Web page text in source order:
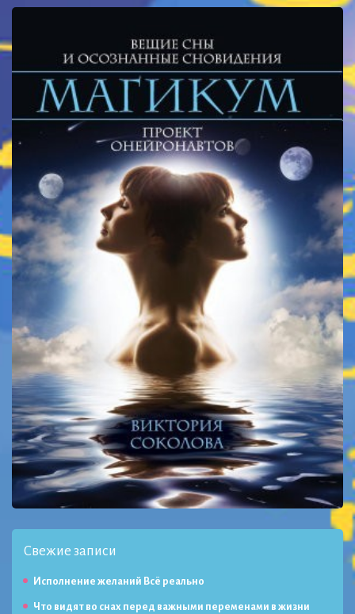
Свежие записи
Исполнение желаний Всё реально
Что видят во снах перед важными переменами в жизни